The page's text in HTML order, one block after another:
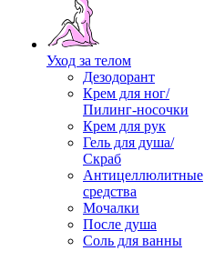
Уход за телом
Дезодорант
Крем для ног/
Пилинг-носочки
Крем для рук
Гель для душа/
Скраб
Антицеллюлитные
средства
Мочалки
После душа
Соль для ванны